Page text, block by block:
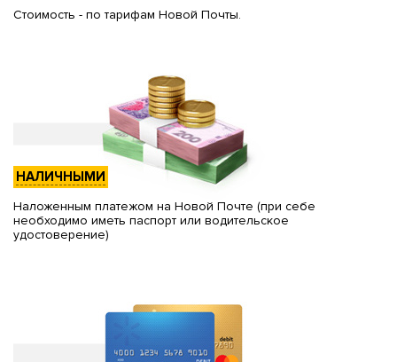
Стоимость - по тарифам Новой Почты.
НАЛИЧНЫМИ
Наложенным платежом на Новой Почте (при себе
необходимо иметь паспорт или водительское
удостоверение)